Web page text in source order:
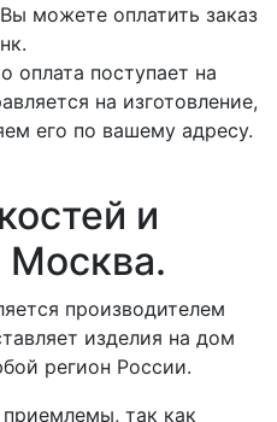
можете оплатить заказ
оплата поступает на
на изготовление,
его по вашему адресу.
и
Москва.
производителем
изделия на дом
регион России.
так как